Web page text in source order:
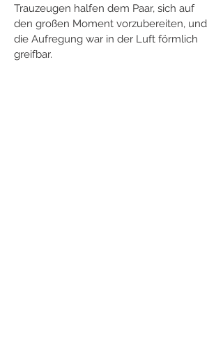
Trauzeugen halfen dem Paar, sich auf
den großen Moment vorzubereiten, und
die Aufregung war in der Luft förmlich
greifbar.